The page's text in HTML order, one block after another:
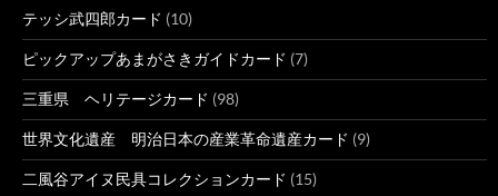
テッシ武四郎カード (10)
ピックアップあまがさきガイドカード (7)
三重県 ヘリテージカード (98)
世界文化遺産 明治日本の産業革命遺産カード (9)
二風谷アイヌ民具コレクションカード (15)